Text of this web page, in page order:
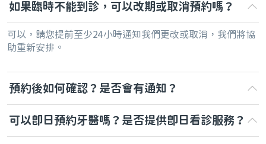
如果臨時不能到診，可以改期或取消預約嗎？
可以，請您提前至少24小時通知我們更改或取消，我們將協
助重新安排。
預約後如何確認？是否會有通知？
可以即日預約牙醫嗎？是否提供即日看診服務？